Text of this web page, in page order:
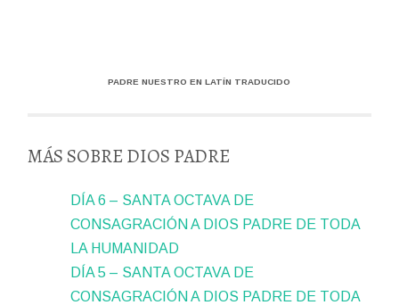
PADRE NUESTRO EN LATÍN TRADUCIDO
MÁS SOBRE DIOS PADRE
DÍA 6 – SANTA OCTAVA DE
CONSAGRACIÓN A DIOS PADRE DE TODA
LA HUMANIDAD
DÍA 5 – SANTA OCTAVA DE
CONSAGRACIÓN A DIOS PADRE DE TODA